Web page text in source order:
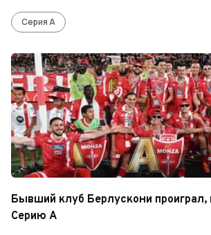
Серия А
Бывший клуб Берлускони проиграл,
Серию А